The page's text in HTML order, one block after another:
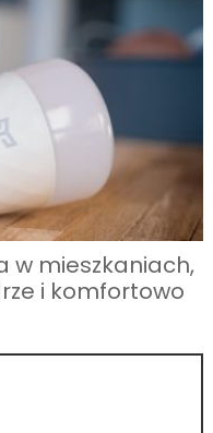
w mieszkaniach,
i komfortowo